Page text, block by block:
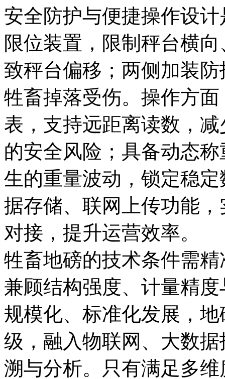
安全防护与便捷操作设
限位装置，限制秤台横
致秤台偏移；两侧加装
牲畜掉落受伤。操作方
表，支持远距离读数，
的安全风险；具备动态
生的重量波动，锁定稳
据存储、联网上传功能
对接，提升运营效率。
牲畜地磅的技术条件需
兼顾结构强度、计量精
规模化、标准化发展，
级，融入物联网、大数
溯与分析。只有满足多